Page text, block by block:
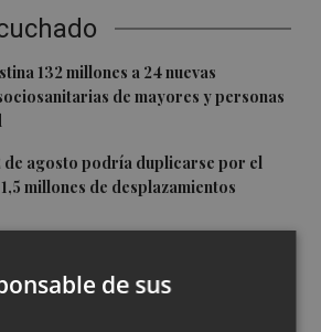
132 millones a 24 nuevas
de mayores y personas
de agosto podría duplicarse por el
millones de desplazamientos
con medios aéreos
un dispositivo especial de
de sus